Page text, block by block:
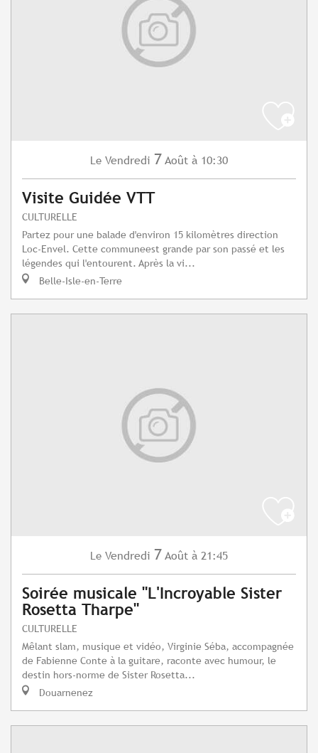
Le Vendredi 7 Août à 10:30
Visite Guidée VTT
CULTURELLE
Partez pour une balade d'environ 15 kilomètres direction
Loc-Envel. Cette communeest grande par son passé et les
légendes qui l'entourent. Après la vi...
Belle-Isle-en-Terre
Le Vendredi 7 Août à 21:45
Soirée musicale "L'Incroyable Sister
Rosetta Tharpe"
CULTURELLE
Mêlant slam, musique et vidéo, Virginie Séba, accompagnée
de Fabienne Conte à la guitare, raconte avec humour, le
destin hors-norme de Sister Rosetta...
Douarnenez